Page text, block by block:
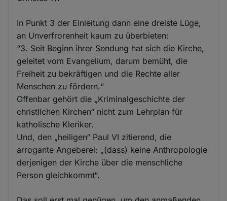
In Punkt 3 der Einleitung dann eine dreiste Lüge,
an Unverfrorenheit kaum zu überbieten:
“3. Seit Beginn ihrer Sendung hat sich die Kirche,
geleitet vom Evangelium, darum bemüht, die
Freiheit zu bekräftigen und die Rechte aller
Menschen zu fördern.“
Offenbar gehört die „Kriminalgeschichte der
christlichen Kirchen“ nicht zum Lehrplan für
katholische Kleriker.
Und, den „heiligen“ Paul VI zitierend, die
arrogante Angeberei: „(dass) keine Anthropologie
derjenigen der Kirche über die menschliche
Person gleichkommt“.